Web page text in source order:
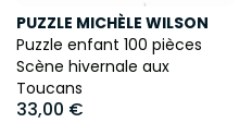
PUZZLE MICHÈLE WILSON
Puzzle enfant 100 pièces
Scène hivernale aux
Toucans
33,00 €